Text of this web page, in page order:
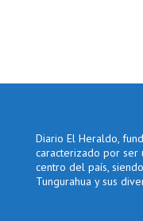
Diario El Heraldo,
caracterizado por ser
centro del país,
Tungurahua y sus